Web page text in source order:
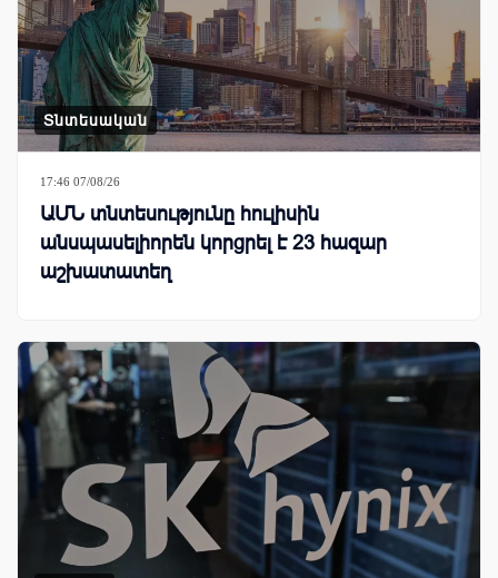
Տնտեսական
17:46 07/08/26
ԱՄՆ տնտեսությունը հուլիսին
անսպասելիորեն կորցրել է 23 հազար
աշխատատեղ